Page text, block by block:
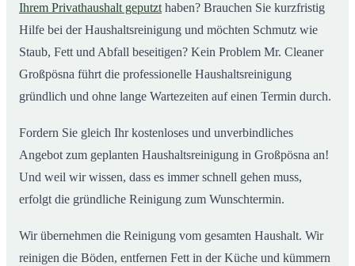
Ihrem Privathaushalt geputzt haben? Brauchen Sie kurzfristig
Hilfe bei der Haushaltsreinigung und möchten Schmutz wie
Staub, Fett und Abfall beseitigen? Kein Problem Mr. Cleaner
Großpösna führt die professionelle Haushaltsreinigung
gründlich und ohne lange Wartezeiten auf einen Termin durch.
Fordern Sie gleich Ihr kostenloses und unverbindliches
Angebot zum geplanten Haushaltsreinigung in Großpösna an!
Und weil wir wissen, dass es immer schnell gehen muss,
erfolgt die gründliche Reinigung zum Wunschtermin.
Wir übernehmen die Reinigung vom gesamten Haushalt. Wir
reinigen die Böden, entfernen Fett in der Küche und kümmern